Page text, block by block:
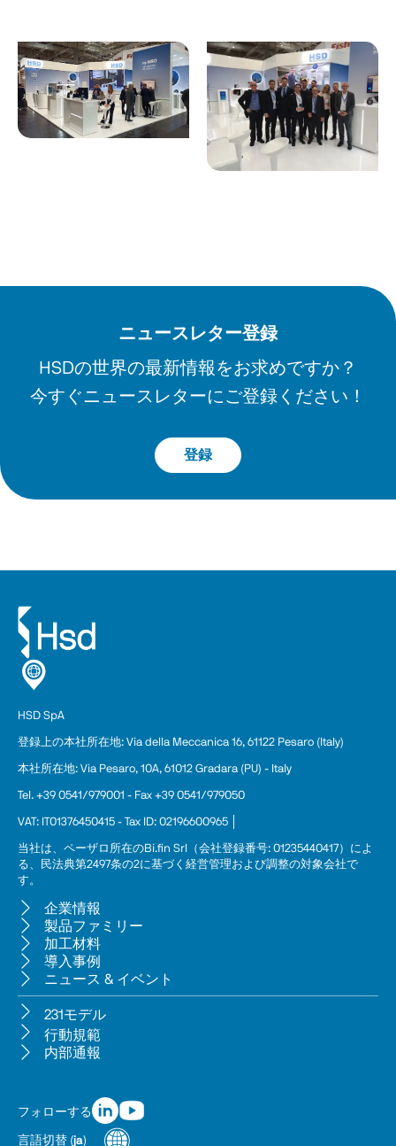
ニュースレター登録
HSDの世界の最新情報をお求めですか？
今すぐニュースレターにご登録ください！
登録
HSD SpA
登録上の本社所在地: Via della Meccanica 16, 61122 Pesaro (Italy)
本社所在地: Via Pesaro, 10A, 61012 Gradara (PU) - Italy
Tel. +39 0541/979001 - Fax +39 0541/979050
VAT: IT01376450415 - Tax ID: 02196600965 │
当社は、ペーザロ所在のBi.fin Srl（会社登録番号: 01235440417）によ
る、民法典第2497条の2に基づく経営管理および調整の対象会社で
す。
企業情報
製品ファミリー
加工材料
導入事例
ニュース & イベント
231モデル
行動規範
内部通報
フォローする
言語切替 (ja)